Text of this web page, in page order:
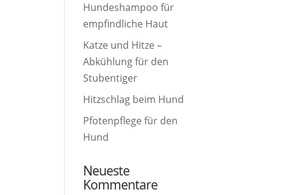
Hundeshampoo für
empfindliche Haut
Katze und Hitze –
Abkühlung für den
Stubentiger
Hitzschlag beim Hund
Pfotenpflege für den
Hund
Neueste
Kommentare